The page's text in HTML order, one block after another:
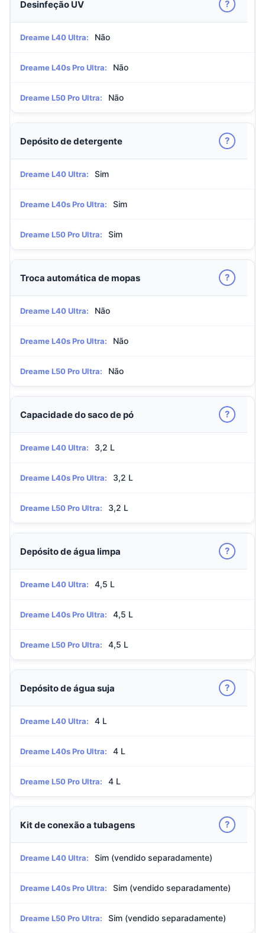
Desinfeção UV ?
Dreame L40 Ultra: Não
Dreame L40s Pro Ultra: Não
Dreame L50 Pro Ultra: Não
Depósito de detergente ?
Dreame L40 Ultra: Sim
Dreame L40s Pro Ultra: Sim
Dreame L50 Pro Ultra: Sim
Troca automática de mopas ?
Dreame L40 Ultra: Não
Dreame L40s Pro Ultra: Não
Dreame L50 Pro Ultra: Não
Capacidade do saco de pó ?
Dreame L40 Ultra: 3,2 L
Dreame L40s Pro Ultra: 3,2 L
Dreame L50 Pro Ultra: 3,2 L
Depósito de água limpa ?
Dreame L40 Ultra: 4,5 L
Dreame L40s Pro Ultra: 4,5 L
Dreame L50 Pro Ultra: 4,5 L
Depósito de água suja ?
Dreame L40 Ultra: 4 L
Dreame L40s Pro Ultra: 4 L
Dreame L50 Pro Ultra: 4 L
Kit de conexão a tubagens ?
Dreame L40 Ultra: Sim (vendido separadamente)
Dreame L40s Pro Ultra: Sim (vendido separadamente)
Dreame L50 Pro Ultra: Sim (vendido separadamente)